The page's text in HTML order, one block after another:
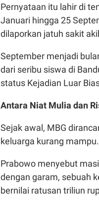
Pernyataan itu lahir di
Januari hingga 25
dilaporkan jatuh sakit
September menjadi
dari seribu siswa di
status Kejadian Luar
Antara Niat Mulia dan
Sejak awal, MBG
keluarga kurang mampu.
Prabowo menyebut
dengan garam, sebuah
bernilai ratusan triliun